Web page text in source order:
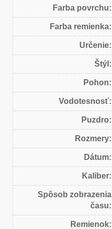
Farba povrchu:
Farba remienka:
Určenie:
Štýl:
Pohon:
Vodotesnosť:
Puzdro:
Rozmery:
Dátum:
Kaliber:
Spôsob zobrazenia
času:
Remienok: